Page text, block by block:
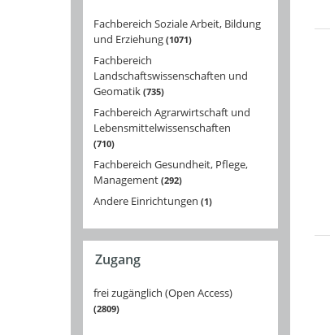
Fachbereich Soziale Arbeit, Bildung
und Erziehung 1071
Fachbereich
Landschaftswissenschaften und
Geomatik 735
Fachbereich Agrarwirtschaft und
Lebensmittelwissenschaften
710
Fachbereich Gesundheit, Pflege,
Management 292
Andere Einrichtungen 1
Zugang
frei zugänglich (Open Access)
2809